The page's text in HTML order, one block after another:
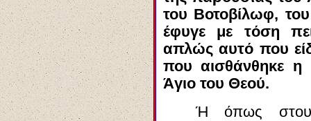
του Βοτοβίλωφ,
έφυγε με τόση
απλώς αυτό που
που αισθάνθηκε
Άγιοτου Θεού.
Ή όπως